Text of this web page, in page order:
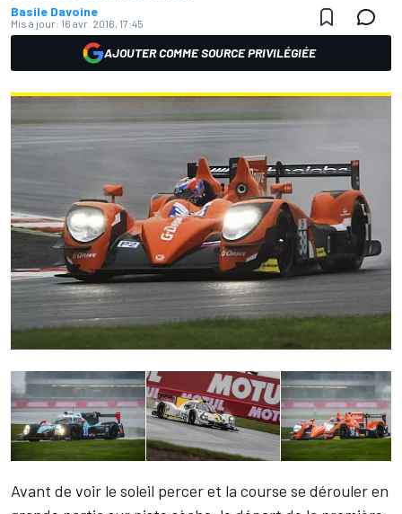
Basile Davoine
Mis à jour: 16 avr. 2016, 17:45
AJOUTER COMME SOURCE PRIVILÉGIÉE
Avant de voir le soleil percer et la course se dérouler en